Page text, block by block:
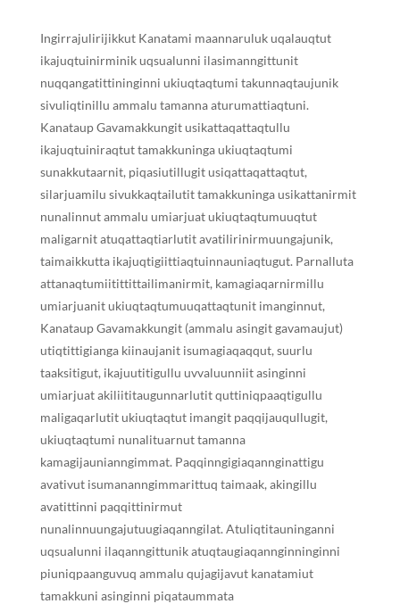
Ingirrajulirijikkut Kanatami maannaruluk uqalauqtut
ikajuqtuinirminik uqsualunni ilasimanngittunit
nuqqangatittininginni ukiuqtaqtumi takunnaqtaujunik
sivuliqtinillu ammalu tamanna aturumattiaqtuni.
KanataupGavamakkungit usikattaqattaqtullu
ikajuqtuiniraqtut tamakkuninga ukiuqtaqtumi
sunakkutaarnit, piqasiutillugit usiqattaqattaqtut,
silarjuamilu sivukkaqtailutit tamakkuninga usikattanirmit
nunalinnut ammalu umiarjuat ukiuqtaqtumuuqtut
maligarnit atuqattaqtiarlutit avatilirinirmuungajunik,
taimaikkutta ikajuqtigiittiaqtuinnauniaqtugut. Parnalluta
attanaqtumiitittittailimanirmit, kamagiaqarnirmillu
umiarjuanit ukiuqtaqtumuuqattaqtunit imanginnut,
KanataupGavamakkungit (ammalu asingit gavamaujut)
utiqtittigianga kiinaujanit isumagiaqaqqut, suurlu
taaksitigut, ikajuutitigullu uvvaluunniit asinginni
umiarjuat akiliititaugunnarlutit quttiniqpaaqtigullu
maligaqarlutit ukiuqtaqtut imangit paqqijauqullugit,
ukiuqtaqtumi nunalituarnut tamanna
kamagijaunianngimmat. Paqqinngigiaqannginattigu
avativut isumananngimmarittuq taimaak, akingillu
avatittinni paqqittinirmut
nunalinnuungajutuugiaqanngilat. Atuliqtitauninganni
uqsualunni ilaqanngittunik atuqtaugiaqannginninginni
piuniqpaanguvuq ammalu qujagijavut kanatamiut
tamakkuni asinginni piqataummata